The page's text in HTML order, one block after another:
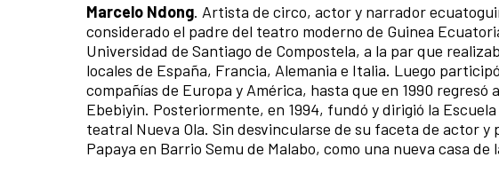
Marcelo Ndong. Artista de circo, actor y narrador
considerado el padre del teatro moderno de Guinea
Universidad de Santiago de Compostela, a la par que
locales de España, Francia, Alemania e Italia. Luego
compañías de Europa y América, hasta que en 1990
Ebebiyin. Posteriormente, en 1994, fundó y dirigió la
teatral Nueva Ola. Sin desvincularse de su faceta de actor y
Papaya en Barrio Semu de Malabo, como una nueva casa